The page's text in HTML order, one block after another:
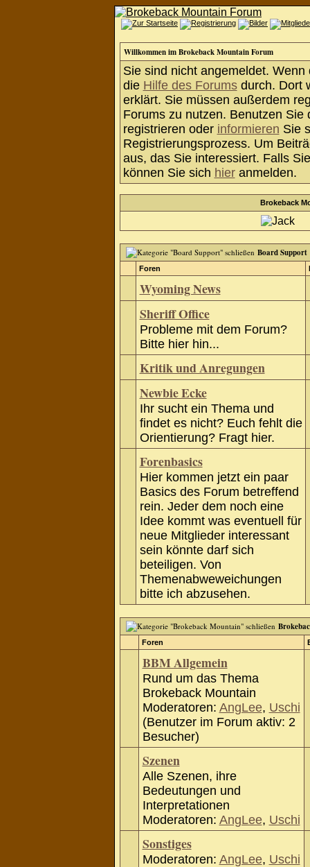
Willkommen im Brokeback Mountain Forum
Sie sind nicht angemeldet.
die Hilfe des Forumsdurch. Dort
erklärt. Sie müssen außerdem
Forums zu nutzen. Benutzen Sie
registrieren oder informieren Sie
Registrierungsprozess. Um
aus, das Sie interessiert. Falls
können Sie sich hieranmelden.
Brokeback
Board Support
Foren
Wyoming News
Sheriff Office
Probleme mit dem Forum?
Bitte hier hin...
Kritik und Anregungen
Newbie Ecke
Ihr sucht ein Thema und
findet es nicht? Euch fehlt die
Orientierung? Fragt hier.
Forenbasics
Hier kommen jetzt ein paar
Basics des Forum betreffend
rein. Jeder dem noch eine
Idee kommt was eventuell für
neue Mitglieder interessant
sein könnte darf sich
beteiligen. Von
Themenabweweichungen
bitte ich abzusehen.
Foren
BBM Allgemein
Rund um das Thema
Brokeback Mountain
Moderatoren: AngLee, Uschi
(Benutzer im Forum aktiv: 2
Besucher)
Szenen
Alle Szenen, ihre
Bedeutungen und
Interpretationen
Moderatoren: AngLee, Uschi
Sonstiges
Moderatoren: AngLee, Uschi